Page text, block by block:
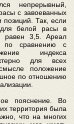
непрерывный,
с завоеванных
Так, если
для белой расы в
равен 3,5. Ареал
по сравнению с
индекса
для всех
положение
по отношению
пояснение. Во
территория была
что на многих